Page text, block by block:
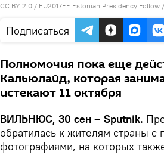
CC BY 2.0 / EU2017EE Estonian Presidency Follow /
Подписаться
Полномочия пока еще
Кальюлайд, которая
истекают 11 октября
ВИЛЬНЮС, 30 сен – Sputnik.
обратилась к жителям страны
фотографиями, на которых